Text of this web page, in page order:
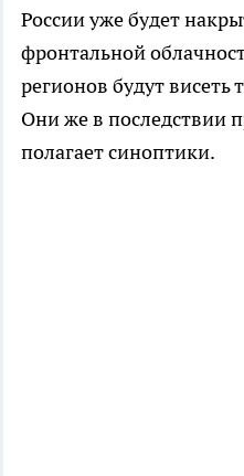
России уже будет
фронтальной
регионов будут
Они же в последствии
полагает синоптики.